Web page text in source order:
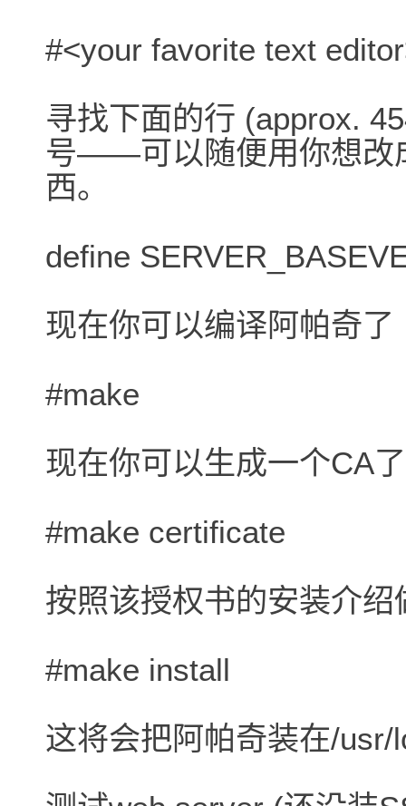
#<your favorite text
寻找下面的行 (approx.
号――可以随便用你想改
西。
define
现在你可以编译阿帕奇了
#make
现在你可以生成一个CA
#make certificate
按照该授权书的安装介绍
#make install
这将会把阿帕奇装在/usr/